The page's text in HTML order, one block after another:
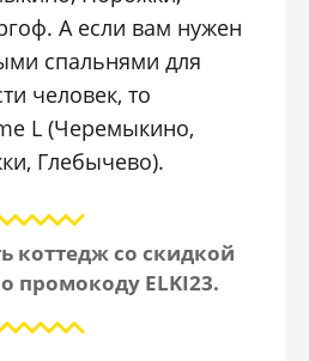
А если вам нужен
спальнями для
человек, то
L (Черемыкино,
Глебычево).
коттедж со скидкой
промокоду ЕLKI23.